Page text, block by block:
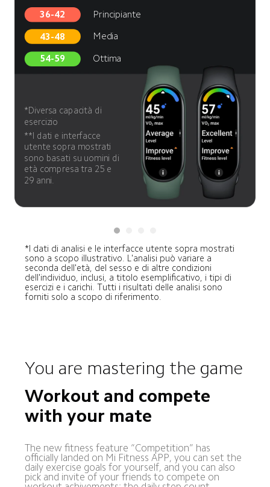
36-42 Principiante
43-48 Media
54-59 Ottima
*Diversa capacità di
esercizio
**I dati e interfacce
utente sopra mostrati
sono basati su uomini di
età compresa tra 25 e
29 anni.
*I dati di analisi e le interfacce utente sopra mostrati
sono a scopo illustrativo. L'analisi può variare a
seconda dell'età, del sesso e di altre condizioni
dell'individuo, inclusi, a titolo esemplificativo, i tipi di
esercizi e i carichi. Tutti i risultati delle analisi sono
forniti solo a scopo di riferimento.
You are mastering the game
Workout and compete
with your mate
The new fitness feature “Competition” has
officially landed on Mi Fitness APP, you can set the
daily exercise goals for yourself, and you can also
pick and invite of your friends to compete on